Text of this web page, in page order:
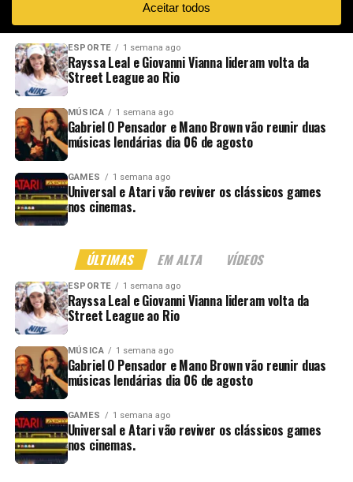
NOVIDADES EM ALTA VÍDEOS
ESPORTE 1 semana ago
Rayssa Leal e Giovanni Vianna lideram volta da
Street League ao Rio
MÚSICA 1 semana ago
Gabriel O Pensador e Mano Brown vão reunir duas
músicas lendárias dia 06 de agosto
GAMES 1 semana ago
Universal e Atari vão reviver os clássicos games
nos cinemas.
ÚLTIMAS EM ALTA VÍDEOS
ESPORTE 1 semana ago
Rayssa Leal e Giovanni Vianna lideram volta da
Street League ao Rio
MÚSICA 1 semana ago
Gabriel O Pensador e Mano Brown vão reunir duas
músicas lendárias dia 06 de agosto
GAMES 1 semana ago
Universal e Atari vão reviver os clássicos games
nos cinemas.